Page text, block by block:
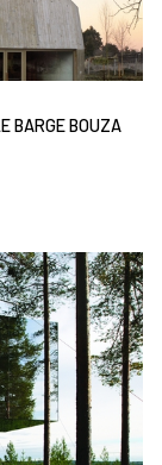
BARGE BOUZA